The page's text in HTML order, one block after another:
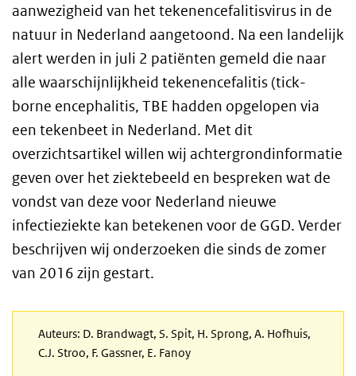
aanwezigheid van het tekenencefalitisvirus in de
natuur in Nederland aangetoond. Na een landelijk
alert werden in juli 2 patiënten gemeld die naar
alle waarschijnlijkheid tekenencefalitis (tick-
borne encephalitis, TBE hadden opgelopen via
een tekenbeet in Nederland. Met dit
overzichtsartikel willen wij achtergrondinformatie
geven over het ziektebeeld en bespreken wat de
vondst van deze voor Nederland nieuwe
infectieziekte kan betekenen voor de GGD. Verder
beschrijven wij onderzoeken die sinds de zomer
van 2016 zijn gestart.
Auteurs: D. Brandwagt, S. Spit, H. Sprong, A. Hofhuis,
C.J. Stroo, F. Gassner, E. Fanoy